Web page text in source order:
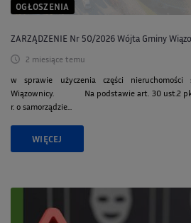
OGŁOSZENIA
ZARZĄDZENIE Nr 50/2026 Wójta Gminy
2 miesiące temu
w sprawie użyczenia części nieruchomości
Wiązownicy. Na podstawie art. 30 ust.2
r. o samorządzie...
WIĘCEJ